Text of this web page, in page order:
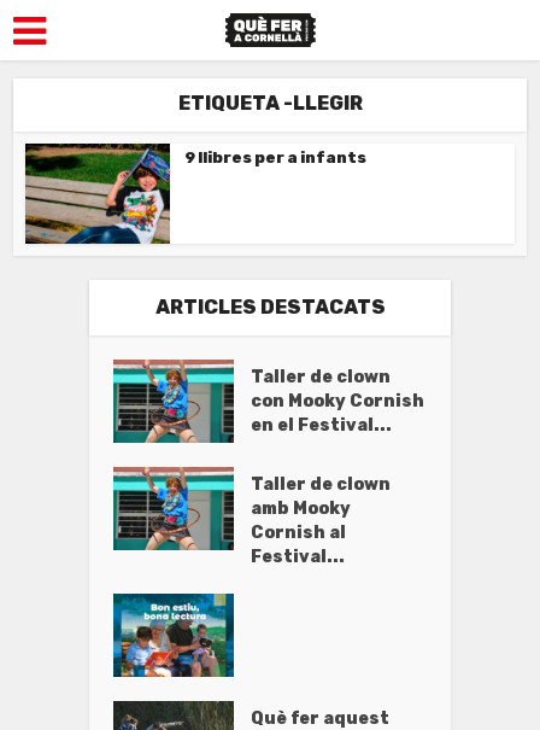
ETIQUETA -LLEGIR
9 llibres per a infants
ARTICLES DESTACATS
Taller de clown
con Mooky Cornish
en el Festival...
Taller de clown
amb Mooky
Cornish al
Festival...
Què fer aquest